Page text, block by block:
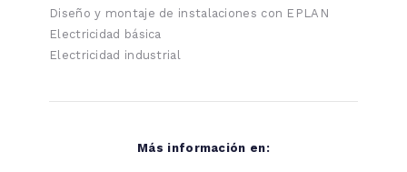
Diseño y montaje de instalaciones con EPLAN
Electricidad básica
Electricidad industrial
Más información en: